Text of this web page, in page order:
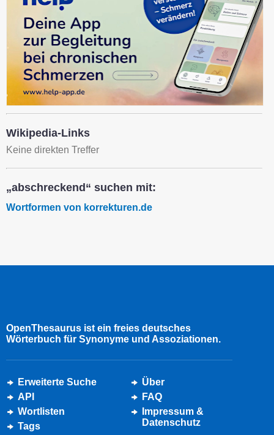
Wikipedia-Links
Keine direkten Treffer
„abschreckend“ suchen mit:
Wortformen von korrekturen.de
OpenThesaurus ist ein freies deutsches
Wörterbuch für Synonyme und Assoziationen.
Erweiterte Suche
API
Wortlisten
Tags
Über
FAQ
Impressum &
Datenschutz